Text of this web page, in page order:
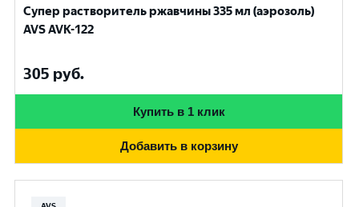
Супер растворитель ржавчины 335 мл (аэрозоль)
AVS AVK-122
305 руб.
Купить в 1 клик
Добавить в корзину